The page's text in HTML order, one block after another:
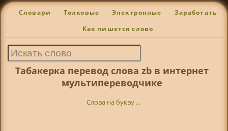
Словари Толковые Электронные Заработать
Как пишется слово
Табакерка перевод слова zb в интернет
мультипереводчике
Слова на букву ...